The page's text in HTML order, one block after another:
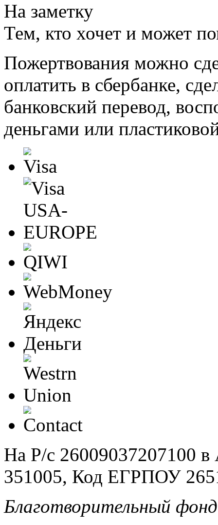
На заметку
Тем, кто хочет и может
Пожертвования можно
оплатить в сбербанке,
банковский перевод,
деньгами или
На Р/c 26009037207100
351005, Код ЕГРПОУ
Благотворительный